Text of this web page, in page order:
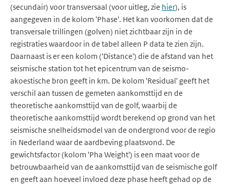
(secundair) voor transversaal (voor uitleg, zie hier), is
aangegeven in de kolom 'Phase'. Het kan voorkomen dat de
transversale trillingen (golven) niet zichtbaar zijn in de
registraties waardoor in de tabel alleen P data te zien zijn.
Daarnaast is er een kolom ('Distance') die de afstand van het
seismische station tot het epicentrum van de seismo-
akoestische bron geeft in km. De kolom 'Residual' geeft het
verschil aan tussen de gemeten aankomsttijd en de
theoretische aankomsttijd van de golf, waarbij de
theoretische aankomsttijd wordt berekend op grond van het
seismische snelheidsmodel van de ondergrond voor de regio
in Nederland waar de aardbeving plaatsvond. De
gewichtsfactor (kolom 'Pha Weight') is een maat voor de
betrouwbaarheid van de aankomsttijd van de seismische golf
en geeft aan hoeveel invloed deze phase heeft gehad op de